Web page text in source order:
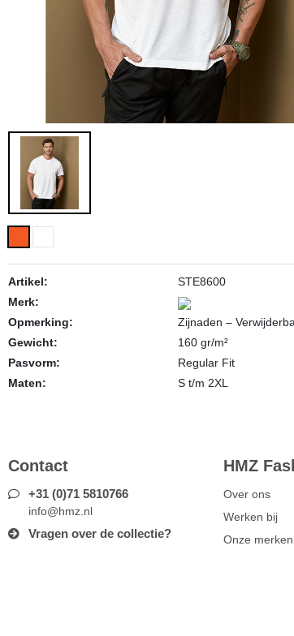
Artikel:
STE8600
Merk:
Opmerking:
Zijnaden –
Gewicht:
160 gr/m²
Pasvorm:
Regular Fit
Maten:
S t/m 2XL
Contact
+31 (0)71 5810766
info@hmz.nl
Vragen over de collectie?
HMZ
Over ons
Werken bij
Onze merken